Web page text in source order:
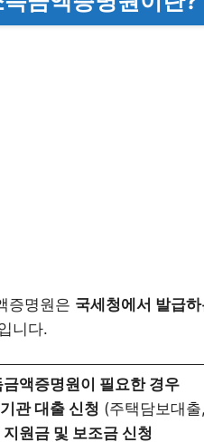
증명원은 국세청에서 발급하
니다.
금액증명원이 필요한 경우
관 대출 신청 (주택담보대
지원금 및 보조금 신청